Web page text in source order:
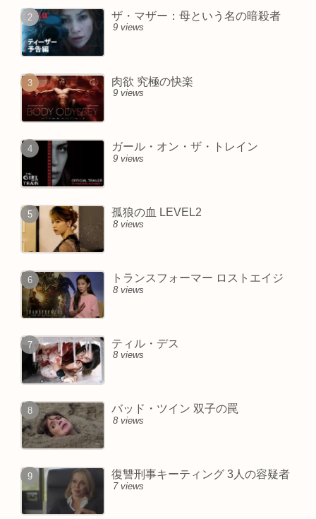
ザ・マザー：母という名の暗殺者
9 views
肉欲 究極の快楽
9 views
ガール・オン・ザ・トレイン
9 views
孤狼の血 LEVEL2
8 views
トランスフォーマー ロストエイジ
8 views
ティル・デス
8 views
バッド・ツイン 双子の罠
8 views
復讐刑事キーティング 3人の容疑者
7 views